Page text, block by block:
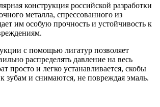
конструкция российской разработки
металла, спрессованного из
им особую прочность и устойчивость к
с помощью лигатур позволяет
распределять давление на весь
просто и легко устанавливается, скобы
зубам и снимаются, не повреждая эмаль.